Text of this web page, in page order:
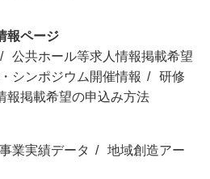
報ページ
公共ホール等求人情報掲載希望
シンポジウム開催情報
研修
報掲載希望の申込み方法
事業実績データ
地域創造アー